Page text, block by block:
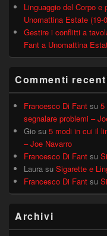
Linguaggio del Corpo
Unomattina Estate (19-
Gestire i conflitti a
Fant a Unomattina
Commenti
Francesco Di Fant su 5
segnalare problemi –
Gio su 5 modi in cui il
– Joe Navarro
Francesco Di Fant su
Laura su Sigarette e
Francesco Di Fant su
Archivi